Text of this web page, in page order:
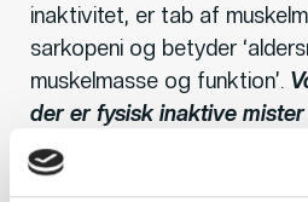
inaktivitet, er tab af
sarkopeni og betyder
muskelmasse og funktion’.
der er fysisk inaktive
deres muskelmasse hvert
30.16